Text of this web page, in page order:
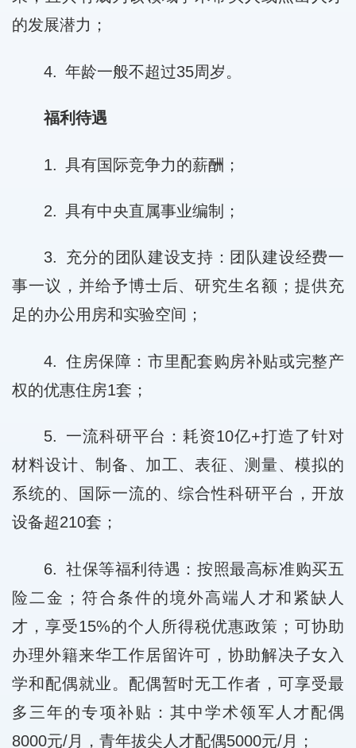
的发展潜力；
4. 年龄一般不超过35周岁。
福利待遇
1. 具有国际竞争力的薪酬；
2. 具有中央直属事业编制；
3. 充分的团队建设支持：团队建设经费一
事一议，并给予博士后、研究生名额；提供充
足的办公用房和实验空间；
4. 住房保障：市里配套购房补贴或完整产
权的优惠住房1套；
5. 一流科研平台：耗资10亿+打造了针对
材料设计、制备、加工、表征、测量、模拟的
系统的、国际一流的、综合性科研平台，开放
设备超210套；
6. 社保等福利待遇：按照最高标准购买五
险二金；符合条件的境外高端人才和紧缺人
才，享受15%的个人所得税优惠政策；可协助
办理外籍来华工作居留许可，协助解决子女入
学和配偶就业。配偶暂时无工作者，可享受最
多三年的专项补贴：其中学术领军人才配偶
8000元/月，青年拔尖人才配偶5000元/月；